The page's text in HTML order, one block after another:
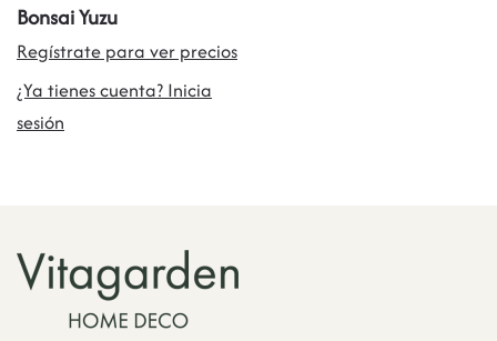
Bonsai Yuzu
Regístrate para ver precios
¿Ya tienes cuenta? Inicia
sesión